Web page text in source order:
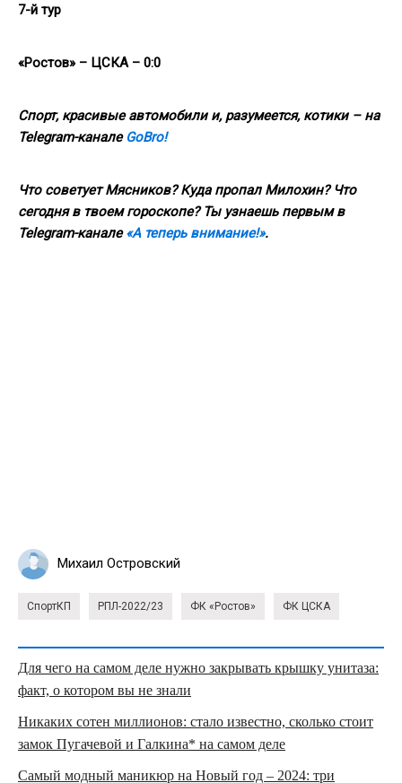
7-й тур
«Ростов» – ЦСКА – 0:0
Спорт, красивые автомобили и, разумеется, котики – на
Telegram-канале GoBro!
Что советует Мясников? Куда пропал Милохин? Что
сегодня в твоем гороскопе? Ты узнаешь первым в
Telegram-канале«А теперь внимание!».
Михаил Островский
СпортКП РПЛ-2022/23 ФК «Ростов» ФК ЦСКА
Для чего на самом деле нужно закрывать крышку унитаза:
факт, о котором вы не знали
Никаких сотен миллионов: стало известно, сколько стоит
замок Пугачевой и Галкина* на самом деле
Самый модный маникюр на Новый год – 2024: три